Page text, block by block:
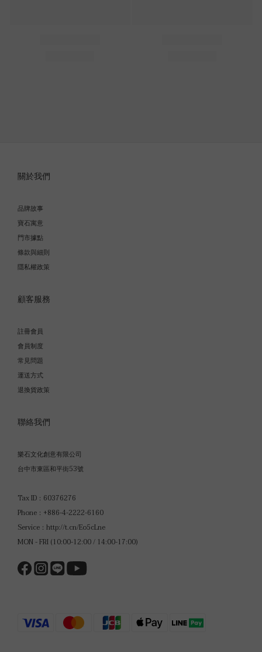
關於我們
品牌故事
寶石寓意
門市據點
條款與細則
隱私權政策
顧客服務
註冊會員
會員制度
常見問題
運送方式
退換貨政策
聯絡我們
樂石文化創意有限公司
台中市東區和平街53號
Tax ID：60376276
Phone：+886-4-2222-6160
Service： http://t.cn/Eo5cLne
MON - FRI (10:00-12:00 / 14:00-17:00)